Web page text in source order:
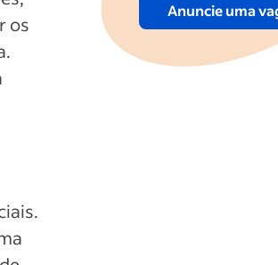
os
Anuncie uma